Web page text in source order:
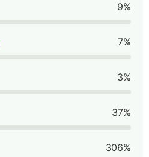
9%
7%
3%
37%
306%